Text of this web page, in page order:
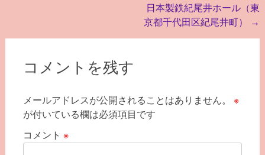
ゲ
日本製鉄紀尾井ホール（東
京都千代田区紀尾井町）
→
コメントを残す
メールアドレスが公開されることはありません。
※
が付いている欄は必須項目です
コメント ※